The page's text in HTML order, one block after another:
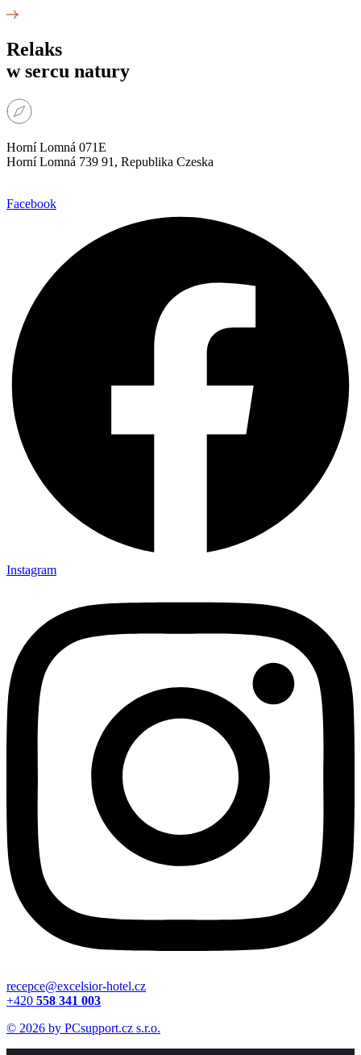
Relaks
w sercu natury
Horní Lomná 071E
Horní Lomná 739 91, Republika Czeska
Facebook
Instagram
recepce@excelsior-hotel.cz
+420 558 341 003
© 2026 by PCsupport.cz s.r.o.